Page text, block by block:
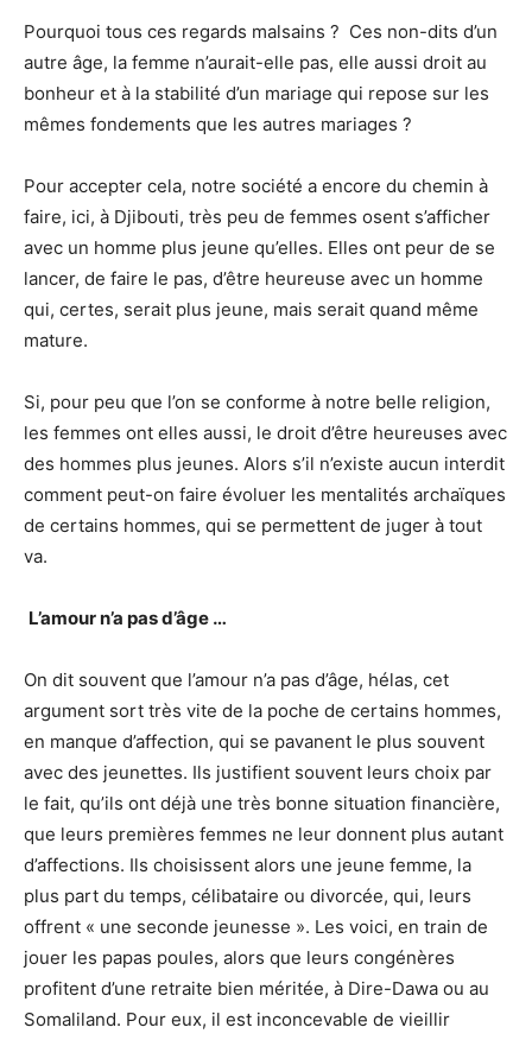
Pourquoi tous ces regards malsains ? Ces non-dits d’un
autre âge, la femme n’aurait-elle pas, elle aussi droit au
bonheur et à la stabilité d’un mariage qui repose sur les
mêmes fondements que les autres mariages ?
Pour accepter cela, notre société a encore du chemin à
faire, ici, à Djibouti, très peu de femmes osent s’afficher
avec un homme plus jeune qu’elles. Elles ont peur de se
lancer, de faire le pas, d’être heureuse avec un homme
qui, certes, serait plus jeune, mais serait quand même
mature.
Si, pour peu que l’on se conforme à notre belle religion,
les femmes ont elles aussi, le droit d’être heureuses avec
des hommes plus jeunes. Alors s’il n’existe aucun interdit
comment peut-on faire évoluer les mentalités archaïques
de certains hommes, qui se permettent de juger à tout
va.
L’amour n’a pas d’âge …
On dit souvent que l’amour n’a pas d’âge, hélas, cet
argument sort très vite de la poche de certains hommes,
en manque d’affection, qui se pavanent le plus souvent
avec des jeunettes. Ils justifient souvent leurs choix par
le fait, qu’ils ont déjà une très bonne situation financière,
que leurs premières femmes ne leur donnent plus autant
d’affections. Ils choisissent alors une jeune femme, la
plus part du temps, célibataire ou divorcée, qui, leurs
offrent « une seconde jeunesse ». Les voici, en train de
jouer les papas poules, alors que leurs congénères
profitent d’une retraite bien méritée, à Dire-Dawa ou au
Somaliland. Pour eux, il est inconcevable de vieillir